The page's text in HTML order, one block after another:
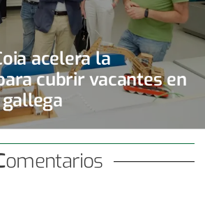
acelera la
cubrir vacantes en
Comentarios